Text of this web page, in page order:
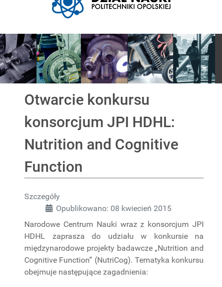
Pokaz slajdów
PROJEKTY
Otwarcie konkursu
konsorcjum JPI HDHL:
Nutrition and Cognitive
Function
Szczegóły
Opublikowano: 08 kwiecień 2015
Narodowe Centrum Nauki wraz z konsorcjum JPI
HDHL zaprasza do udziału w konkursie na
międzynarodowe projekty badawcze „Nutrition and
Cognitive Function” (NutriCog). Tematyka konkursu
obejmuje następujące zagadnienia: